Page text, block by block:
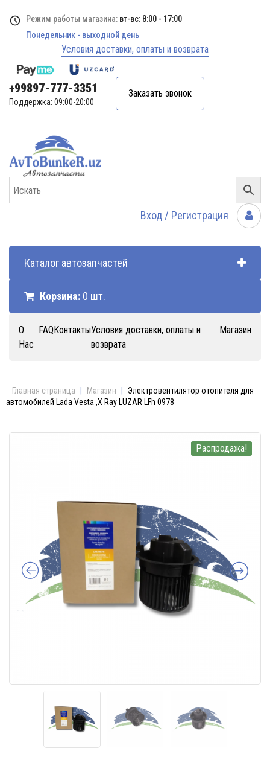
Режим работы магазина: вт-вс: 8:00 - 17:00
Понедельник - выходной день
Условия доставки, оплаты и возврата
+99897-777-3351
Поддержка: 09:00-20:00
Заказать звонок
Вход / Регистрация
Каталог автозапчастей
Корзина: 0 шт.
О
Нас
FAQКонтактыУсловия доставки, оплаты и
возврата
Магазин
Главная страница Магазин
Электровентилятор отопителя для
автомобилей Lada Vesta ,X Ray LUZAR LFh 0978
Распродажа!